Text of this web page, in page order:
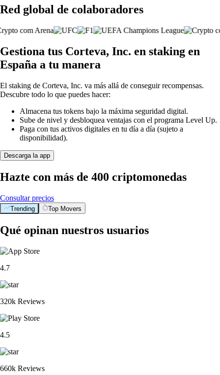
Red global de colaboradores
Gestiona tus Corteva, Inc. en staking en
España a tu manera
El staking de Corteva, Inc. va más allá de conseguir recompensas.
Descubre todo lo que puedes hacer:
Almacena tus tokens bajo la máxima seguridad digital.
Sube de nivel y desbloquea ventajas con el programa Level Up.
Paga con tus activos digitales en tu día a día (sujeto a
disponibilidad).
Descarga la app
Hazte con más de 400 criptomonedas
Consultar precios
Trending Top Movers
Qué opinan nuestros usuarios
4.7
320k Reviews
4.5
660k Reviews